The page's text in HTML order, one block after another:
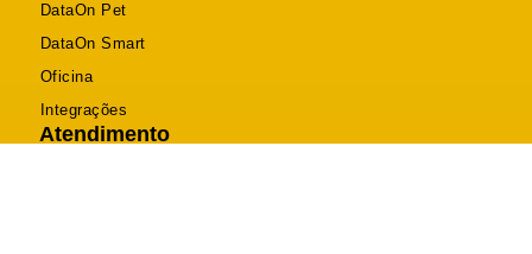
DataOn Pet
DataOn Smart
Oficina
Integrações
Atendimento